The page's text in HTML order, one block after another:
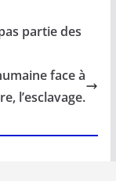
gpartie des
face à
l’esclavage.